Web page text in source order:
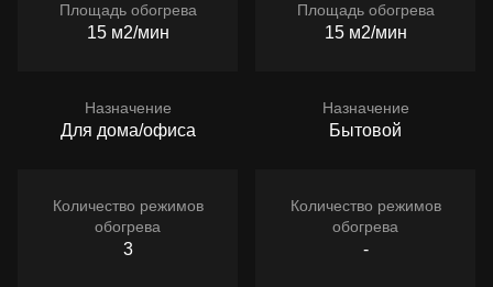
Площадь обогрева
15 м2/мин
Назначение
Для дома/офиса
Количество режимов
обогрева
3
Площадь обогрева
15 м2/мин
Назначение
Бытовой
Количество режимов
обогрева
-